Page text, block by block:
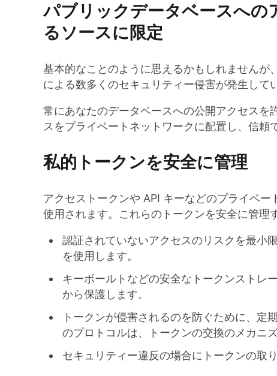
パブリックデータベースへの
るソースに限定
基本的なことのように思えるかもしれませんが
による数多くのセキュリティー侵害が発生して
常にあなたのデータベースへの公開アクセス
スをプライベートネットワークに配置し、信頼
私的トークンを安全に管理
アクセストークンや API キーなどのプライベ
使用されます。これらのトークンを安全に管理
認証されていないアクセスのリスクを最小
を使用します。
キーボールトなどの安全なトークンストレ
から保護します。
トークンが侵害されるのを防ぐために、
のプロトコルは、トークンの交換のメカニ
セキュリティー違反の場合にトークンの取